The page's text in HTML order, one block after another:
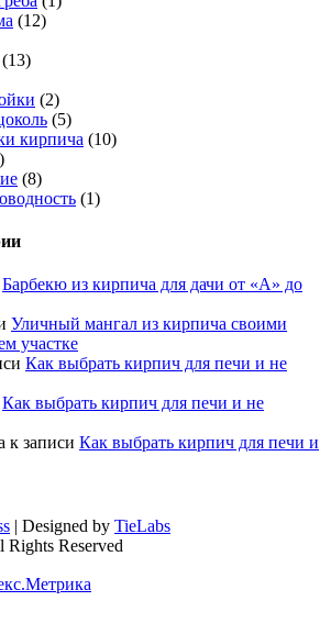
(12)
(13)
(2)
(5)
кирпича (10)
(8)
(1)
Барбекю из кирпича для дачи от «А» до
Уличный мангал из кирпича своими
участке
Как выбрать кирпич для печи и не
Как выбрать кирпич для печи и не
к записи Как выбрать кирпич для печи и
| Designed by TieLabs
Reserved